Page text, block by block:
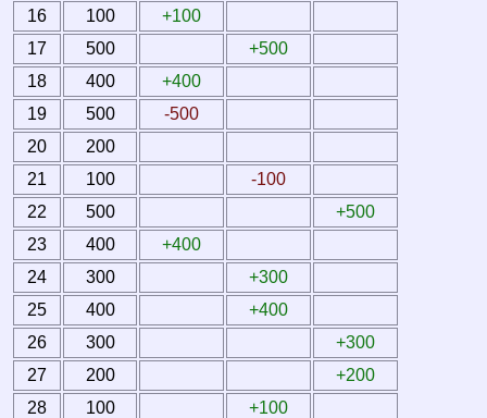
16
100
+100
17
500
+500
18
400
+400
19
500
-500
20
200
21
100
-100
22
500
+500
23
400
+400
24
300
+300
25
400
+400
26
300
+300
27
200
+200
28
100
+100